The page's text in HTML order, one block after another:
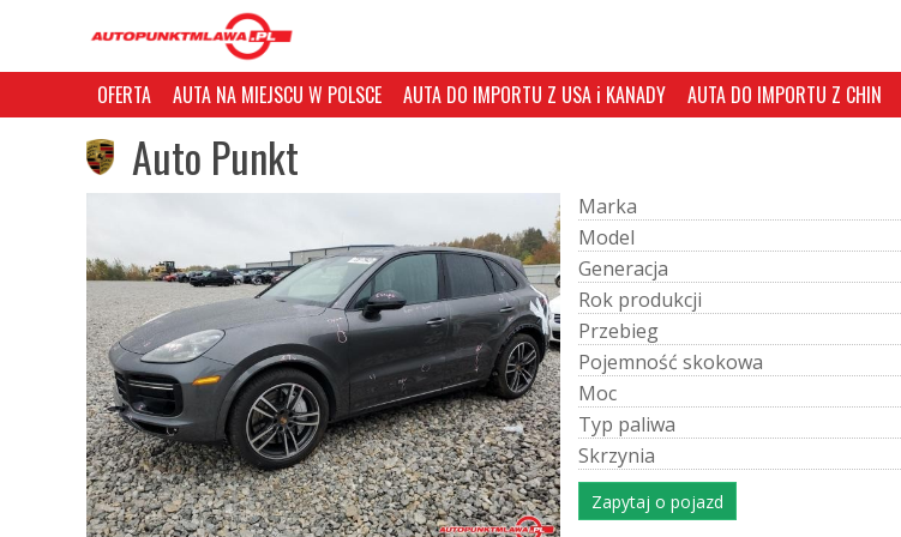
OFERTA AUTA NA MIEJSCU W POLSCE AUTA DO IMPORTU Z USA i KANADY AUTA DO IMPORTU Z CHIN
Auto Punkt
Marka
Model
Generacja
Rok produkcji
Przebieg
Pojemność skokowa
Moc
Typ paliwa
Skrzynia
Zapytaj o pojazd